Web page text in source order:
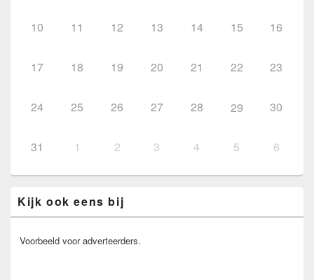
10 11 12 13 14 15 16
17 18 19 20 21 22 23
24 25 26 27 28 29 30
31 1 2 3 4 5 6
Kijk ook eens bij
Voorbeeld voor adverteerders.